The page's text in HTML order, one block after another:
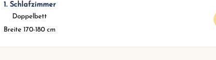
1. Schlafzimmer
Doppelbett
Breite 170-180 cm